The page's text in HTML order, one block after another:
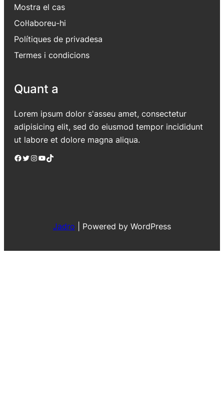
Mostra el cas
Col·laboreu-hi
Polítiques de privadesa
Termes i condicions
Quant a
Lorem ipsum dolor s'asseu amet, consectetur
adipisicing elit, sed do eiusmod tempor incididunt
ut labore et dolore magna aliqua.
Facebook Twitter Instagram YouTube TikTok
Jadro Powered by WordPress